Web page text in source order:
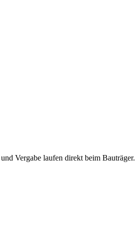
Vergabe laufen direkt beim Bauträger.